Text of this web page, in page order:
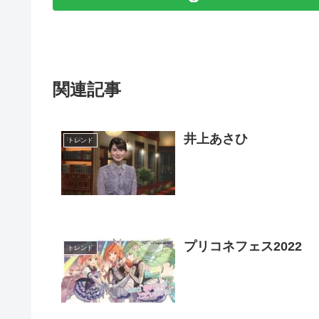
関連記事
トレンド 井上あさひ
トレンド プリコネフェス2022